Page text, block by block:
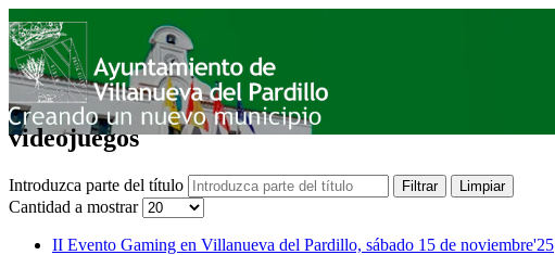
videojuegos
Introduzca parte del título Filtrar Limpiar
Cantidad a mostrar
II Evento Gaming en Villanueva del Pardillo, sábado 15 de noviembre'25